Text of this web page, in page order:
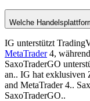
Welche
IG unterstützt
MetaTrader4,
SaxoTraderGO
an.. IG hat exklusiven
and MetaTrader 4..
SaxoTraderGO..